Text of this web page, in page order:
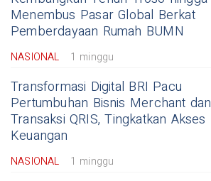
Menembus Pasar Global Berkat
Pemberdayaan Rumah BUMN
NASIONAL 1 minggu
Transformasi Digital BRI Pacu
Pertumbuhan Bisnis Merchant dan
Transaksi QRIS, Tingkatkan Akses
Keuangan
NASIONAL 1 minggu